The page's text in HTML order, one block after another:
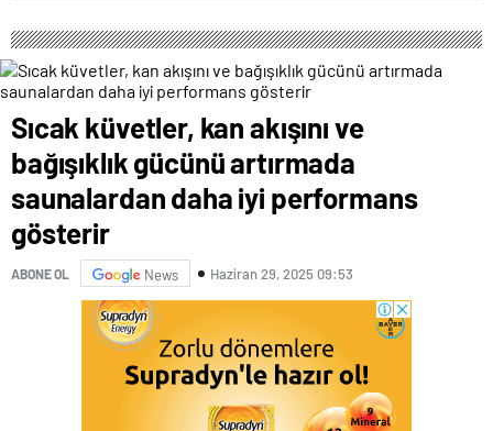
Sıcak küvetler, kan akışını ve
bağışıklık gücünü artırmada
saunalardan daha iyi performans
gösterir
ABONE OL News Haziran 29, 2025 09:53